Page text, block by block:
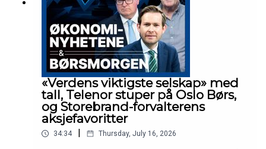
«Verdens viktigste selskap» med
tall, Telenor stuper på Oslo Børs,
og Storebrand-forvalterens
aksjefavoritter
34:34 Thursday, July 16, 2026